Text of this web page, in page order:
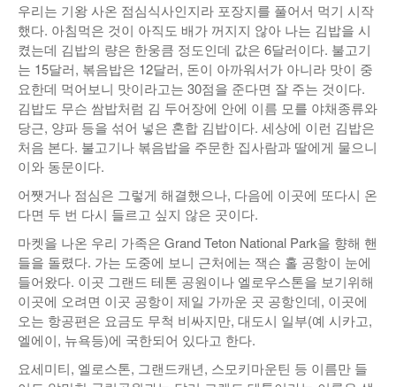
우리는 기왕 사온 점심식사인지라 포장지를 풀어서 먹기 시작
했다. 아침먹은 것이 아직도 배가 꺼지지 않아 나는 김밥을 시
켰는데 김밥의 량은 한웅큼 정도인데 값은 6달러이다. 불고기
는 15달러, 볶음밥은 12달러, 돈이 아까워서가 아니라 맛이 중
요한데 먹어보니 맛이라고는 30점을 준다면 잘 주는 것이다.
김밥도 무슨 쌈밥처럼 김 두어장에 안에 이름 모를 야채종류와
당근, 양파 등을 섞어 넣은 혼합 김밥이다. 세상에 이런 김밥은
처음 본다. 불고기나 볶음밥을 주문한 집사람과 딸에게 물으니
이와 동문이다.
어쨋거나 점심은 그렇게 해결했으나, 다음에 이곳에 또다시 온
다면 두 번 다시 들르고 싶지 않은 곳이다.
마켓을 나온 우리 가족은 Grand Teton National Park을 향해 핸
들을 돌렸다. 가는 도중에 보니 근처에는 잭슨 홀 공항이 눈에
들어왔다. 이곳 그랜드 테톤 공원이나 엘로우스톤을 보기위해
이곳에 오려면 이곳 공항이 제일 가까운 곳 공항인데, 이곳에
오는 항공편은 요금도 무척 비싸지만, 대도시 일부(예 시카고,
엘에이, 뉴욕등)에 국한되어 있다고 한다.
요세미티, 엘로스톤, 그랜드캐년, 스모키마운틴 등 이름만 들